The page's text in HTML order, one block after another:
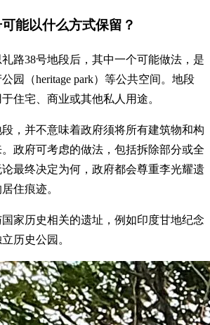
能以什么方式保留？
路38号地段后，其中一个可能做法，是
园（heritage park）等公共空间。地段
住宅、商业或其他私人用途。
，并不意味着政府须将所有建筑物和构
政府可考虑的做法，包括拆除部分或全
最终决定为何，政府都会尊重李光耀遗
住痕迹。
家历史相关的遗址，例如印度甘地纪念
历史公园。